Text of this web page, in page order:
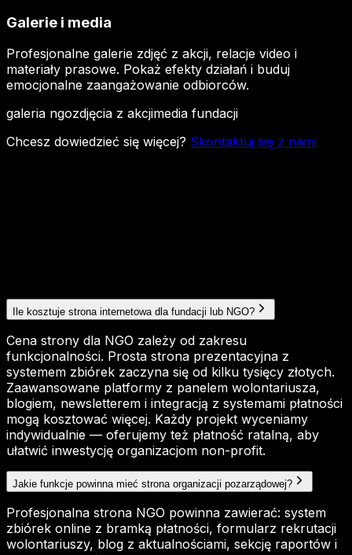
Galerie i media
Profesjonalne galerie zdjęć z akcji, relacje video i
materiały prasowe. Pokaż efekty działań i buduj
emocjonalne zaangażowanie odbiorców.
galeria ngozdjęcia z akcjimedia fundacji
Chcesz dowiedzieć się więcej? Skontaktuj się z nami
Ile kosztuje strona internetowa dla fundacji lub NGO?
Cena strony dla NGO zależy od zakresu
funkcjonalności. Prosta strona prezentacyjna z
systemem zbiórek zaczyna się od kilku tysięcy złotych.
Zaawansowane platformy z panelem wolontariusza,
blogiem, newsletterem i integracją z systemami płatności
mogą kosztować więcej. Każdy projekt wyceniamy
indywidualnie — oferujemy też płatność ratalną, aby
ułatwić inwestycję organizacjom non-profit.
Jakie funkcje powinna mieć strona organizacji pozarządowej?
Profesjonalna strona NGO powinna zawierać: system
zbiórek online z bramką płatności, formularz rekrutacji
wolontariuszy, blog z aktualnościami, sekcję raportów i